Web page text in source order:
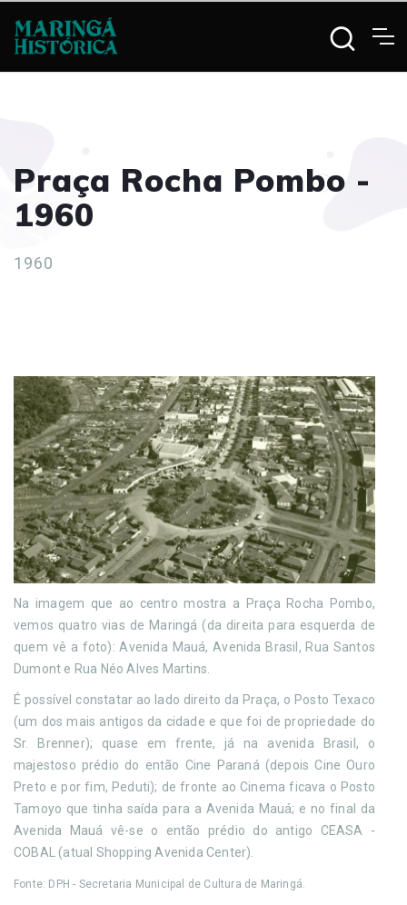
Praça Rocha Pombo -
1960
1960
Na imagem que ao centro mostra a Praça Rocha Pombo,
vemos quatro vias de Maringá (da direita para esquerda de
quem vê a foto): Avenida Mauá, Avenida Brasil, Rua Santos
Dumont e Rua Néo Alves Martins.
É possível constatar ao lado direito da Praça, o Posto Texaco
(um dos mais antigos da cidade e que foi de propriedade do
Sr. Brenner); quase em frente, já na avenida Brasil, o
majestoso prédio do então Cine Paraná (depois Cine Ouro
Preto e por fim, Peduti); de fronte ao Cinema ficava o Posto
Tamoyo que tinha saída para a Avenida Mauá; e no final da
Avenida Mauá vê-se o então prédio do antigo CEASA -
COBAL (atual Shopping Avenida Center).
Fonte: DPH - Secretaria Municipal de Cultura de Maringá.